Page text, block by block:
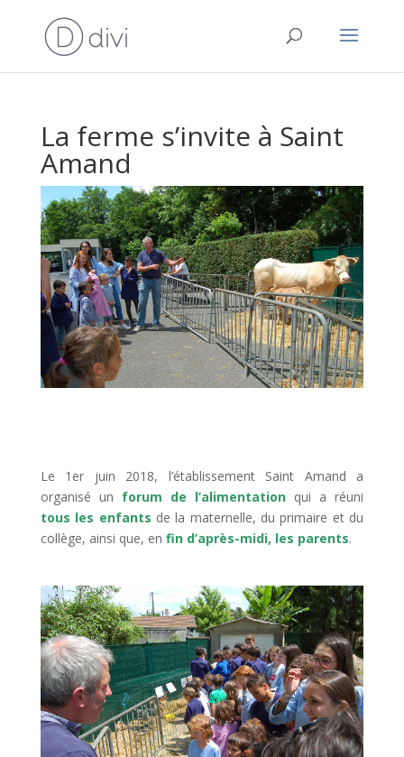
La ferme s’invite à Saint
Amand
Le 1er juin 2018, l’établissement Saint Amand a
organisé un forum de l’alimentation qui a réuni
tous les enfants de la maternelle, du primaire et du
collège, ainsi que, en fin d’après-midi, les parents.